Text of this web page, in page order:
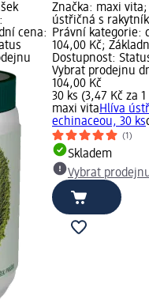
cena:
Značka: maxi
ústřičná s
Právní kategorie:
104,00 Kč;
Dostupnost:
Vybrat prodejnu
104,00 Kč
30 ks (3,47 Kč za 1
maxi vitaHlíva
echinaceou, 30 ks
(1)
Skladem
Vybrat